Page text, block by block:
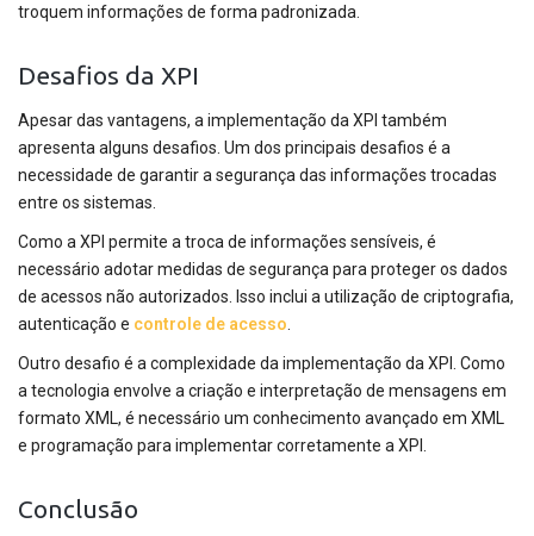
troquem informações de forma padronizada.
Desafios da XPI
Apesar das vantagens, a implementação da XPI também
apresenta alguns desafios. Um dos principais desafios é a
necessidade de garantir a segurança das informações trocadas
entre os sistemas.
Como a XPI permite a troca de informações sensíveis, é
necessário adotar medidas de segurança para proteger os dados
de acessos não autorizados. Isso inclui a utilização de criptografia,
autenticação e controle de acesso.
Outro desafio é a complexidade da implementação da XPI. Como
a tecnologia envolve a criação e interpretação de mensagens em
formato XML, é necessário um conhecimento avançado em XML
e programação para implementar corretamente a XPI.
Conclusão